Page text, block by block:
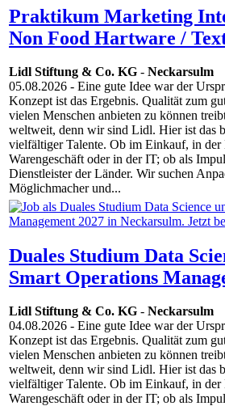
Praktikum Marketing
Non Food Hartware /
Lidl Stiftung & Co. KG - Neckarsulm
05.08.2026 - Eine gute Idee war der
Konzept ist das Ergebnis. Qualität zum
vielen Menschen anbieten zu können
weltweit, denn wir sind Lidl. Hier ist das
vielfältiger Talente. Ob im Einkauf, in
Warengeschäft oder in der IT; ob als
Dienstleister der Länder. Wir suchen
Möglichmacher und...
Duales Studium Data
Smart Operations
Lidl Stiftung & Co. KG - Neckarsulm
04.08.2026 - Eine gute Idee war der
Konzept ist das Ergebnis. Qualität zum
vielen Menschen anbieten zu können
weltweit, denn wir sind Lidl. Hier ist das
vielfältiger Talente. Ob im Einkauf, in
Warengeschäft oder in der IT; ob als